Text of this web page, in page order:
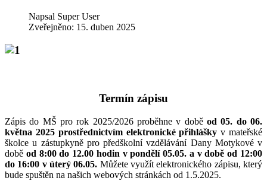
Napsal Super User
Zveřejněno: 15. duben 2025
Termín zápisu
Zápis do MŠ pro rok 2025/2026 proběhne v době od 05. do 06.
května 2025 prostřednictvím elektronické přihlášky v mateřské
školce u zástupkyně pro předškolní vzdělávání Dany Motykové v
době od 8:00 do 12.00 hodin v pondělí 05.05. a v době od 12:00
do 16:00 v úterý 06.05. Můžete využít elektronického zápisu, který
bude spuštěn na našich webových stránkách od 1.5.2025.